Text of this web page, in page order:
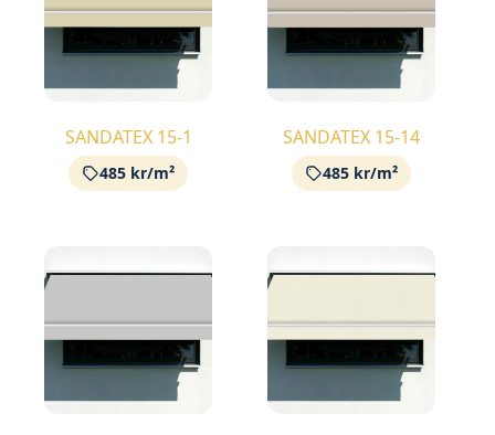
SANDATEX 15-1
485 kr/m²
SANDATEX 15-14
485 kr/m²